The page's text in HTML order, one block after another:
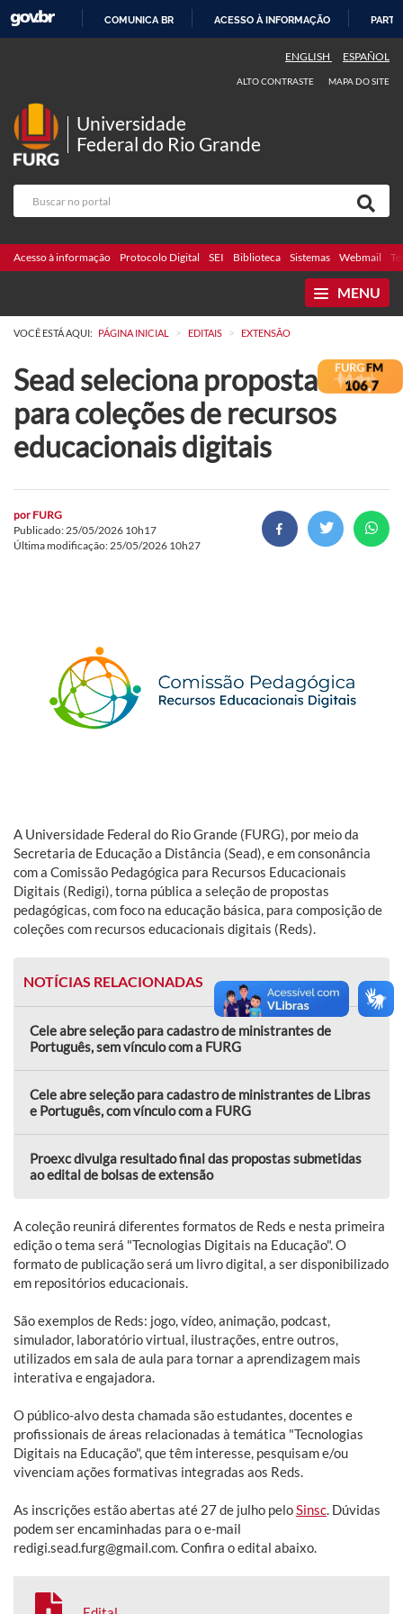
COMUNICA BR ACESSO À INFORMAÇÃO
ENGLISH ESPAÑOL
ALTO CONTRASTE MAPA DO SITE
Universidade
Federal do Rio Grande
Acesso à informação Protocolo Digital SEI Biblioteca Sistemas Webmail
MENU
VOCÊ ESTÁ AQUI: PÁGINA INICIAL > EDITAIS > EXTENSÃO
Sead seleciona propostas
para coleções de recursos
educacionais digitais
por FURG
Publicado: 25/05/2026 10h17
Última modificação: 25/05/2026 10h27
A Universidade Federal do Rio Grande (FURG), por meio da
Secretaria de Educação a Distância (Sead), e em consonância
com a Comissão Pedagógica para Recursos Educacionais
Digitais (Redigi), torna pública a seleção de propostas
pedagógicas, com foco na educação básica, para composição de
coleções com recursos educacionais digitais (Reds).
NOTÍCIAS RELACIONADAS
Cele abre seleção para cadastro de ministrantes de
Português, sem vínculo com a FURG
Cele abre seleção para cadastro de ministrantes de Libras
e Português, com vínculo com a FURG
Proexc divulga resultado final das propostas submetidas
ao edital de bolsas de extensão
A coleção reunirá diferentes formatos de Reds e nesta primeira
edição o tema será "Tecnologias Digitais na Educação". O
formato de publicação será um livro digital, a ser disponibilizado
em repositórios educacionais.
São exemplos de Reds: jogo, vídeo, animação, podcast,
simulador, laboratório virtual, ilustrações, entre outros,
utilizados em sala de aula para tornar a aprendizagem mais
interativa e engajadora.
O público-alvo desta chamada são estudantes, docentes e
profissionais de áreas relacionadas à temática "Tecnologias
Digitais na Educação", que têm interesse, pesquisam e/ou
vivenciam ações formativas integradas aos Reds.
As inscrições estão abertas até 27 de julho peloSinsc. Dúvidas
podem ser encaminhadas para o e-mail
redigi.sead.furg@gmail.com. Confira o edital abaixo.